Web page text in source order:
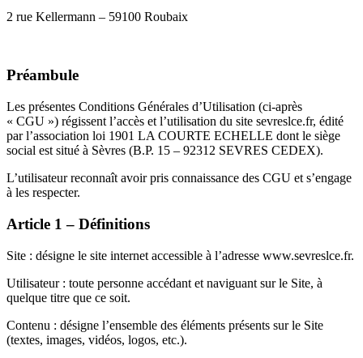
2 rue Kellermann – 59100 Roubaix
Préambule
Les présentes Conditions Générales d’Utilisation (ci-après
« CGU ») régissent l’accès et l’utilisation du site sevreslce.fr, édité
par l’association loi 1901 LA COURTE ECHELLE dont le siège
social est situé à Sèvres (B.P. 15 – 92312 SEVRES CEDEX).
L’utilisateur reconnaît avoir pris connaissance des CGU et s’engage
à les respecter.
Article 1 – Définitions
Site : désigne le site internet accessible à l’adresse www.sevreslce.fr.
Utilisateur : toute personne accédant et naviguant sur le Site, à
quelque titre que ce soit.
Contenu : désigne l’ensemble des éléments présents sur le Site
(textes, images, vidéos, logos, etc.).